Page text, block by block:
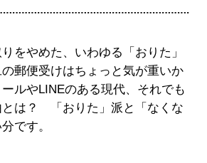
をやめた、いわゆる「おりた」
郵便受けはちょっと気が重いか
ルやLINEのある現代、それでも
とは？ 「おりた」派と「なくな
です。